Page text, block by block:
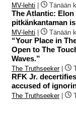
MV-lehti | Tänään
The Atlantic:
pitkänkantaman
MV-lehti | Tänään
“Your Place in
Open to The
Waves.”
The Truthseeker|
RFK Jr.
accused of
The Truthseeker|